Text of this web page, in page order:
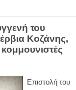
του
Κοζάνης,
Επιστολή του